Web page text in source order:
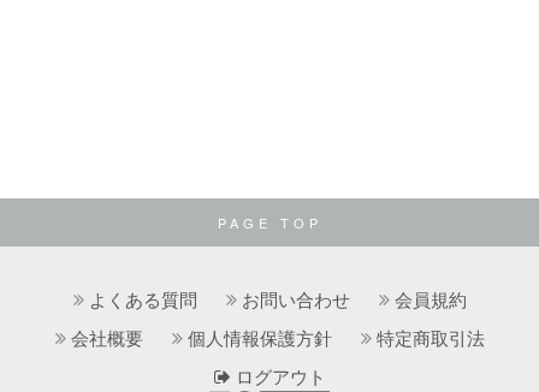
PAGE TOP
よくある質問 お問い合わせ
会員規約
会社概要
個人情報保護方針
特定商取引法
ログアウト